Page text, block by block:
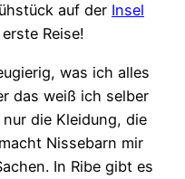
auf der Insel
Reise!
was ich alles
das weiß ich selber
die Kleidung, die
Nissebarn mir
In Ribe gibt es